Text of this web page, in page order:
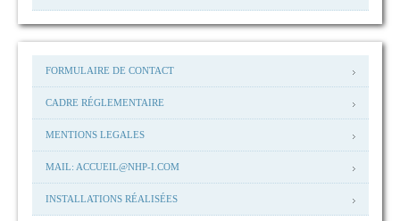
FORMULAIRE DE CONTACT
CADRE RÉGLEMENTAIRE
MENTIONS LEGALES
MAIL: ACCUEIL@NHP-I.COM
INSTALLATIONS RÉALISÉES